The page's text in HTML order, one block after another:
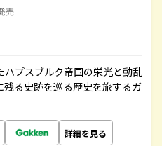
売
ハプスブルク帝国の栄光と動乱
る史跡を巡る歴史を旅するガ
詳細を見る